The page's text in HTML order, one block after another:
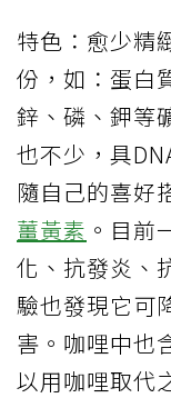
特色：愈少精
份，如：蛋白
鋅、磷、鉀等
也不少，具
隨自己的喜好
薑黃素 。目前
化、抗發炎、
驗也發現它可
害。咖哩中也
以用咖哩取代